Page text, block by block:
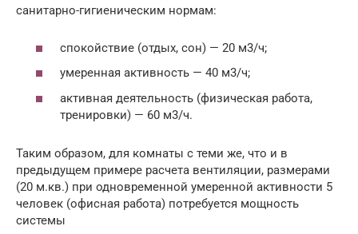
санитарно-гигиеническим нормам:
спокойствие (отдых, сон) — 20 м3/ч;
умеренная активность — 40 м3/ч;
активная деятельность (физическая работа,
тренировки) — 60 м3/ч.
Таким образом, для комнаты с теми же, что и в
предыдущем примере расчета вентиляции, размерами
(20 м.кв.) при одновременной умеренной активности 5
человек (офисная работа) потребуется мощность
системы